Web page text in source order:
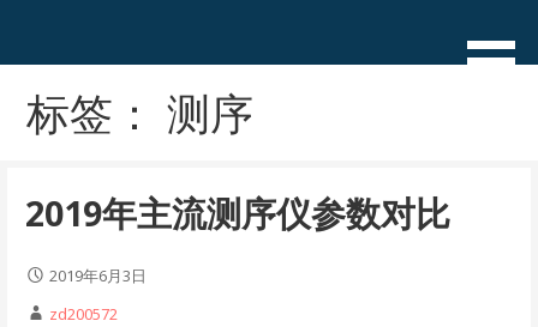
赵加栋的个人博客——持续学
习，用心生活！
标签： 测序
2019年主流测序仪参数对比
2019年6月3日
zd200572